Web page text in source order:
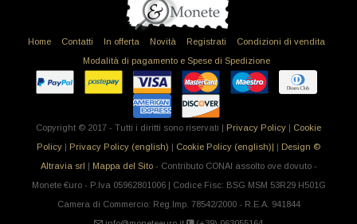
Home Contatti In offerta Novità Registrati
Condizioni di vendita
Modalità di pagamento e Spese di Spedizione
Copyright © 2017 - Tutti i diritti sono riservati | Privacy Policy | Cookie
Policy | Privacy Policy (english) | Cookie Policy (english)| | Design ©
Altravia srl | Mappa del Sito- Contributo CONAI assolto ove dovuto -
Monete €uro - P.Iva 05962801006 | Codice Fisc: BSG MSM 53R29 H501G
Camera di Commercio: Reg.Imp. 78542/2000 - R.E.A. 941844